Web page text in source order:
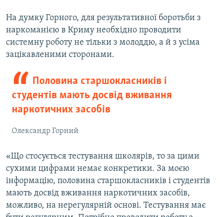
На думку Горного, для результативної боротьби з
наркоманією в Криму необхідно проводити
системну роботу не тільки з молоддю, а й з усіма
зацікавленими сторонами.
Половина старшокласників і
студентів мають досвід вживання
наркотичних засобів
Олександр Горний
«Що стосується тестування школярів, то за цими
сухими цифрами немає конкретики. За моєю
інформацію, половина старшокласників і студентів
мають досвід вживання наркотичних засобів,
можливо, на нерегулярній основі. Тестування має